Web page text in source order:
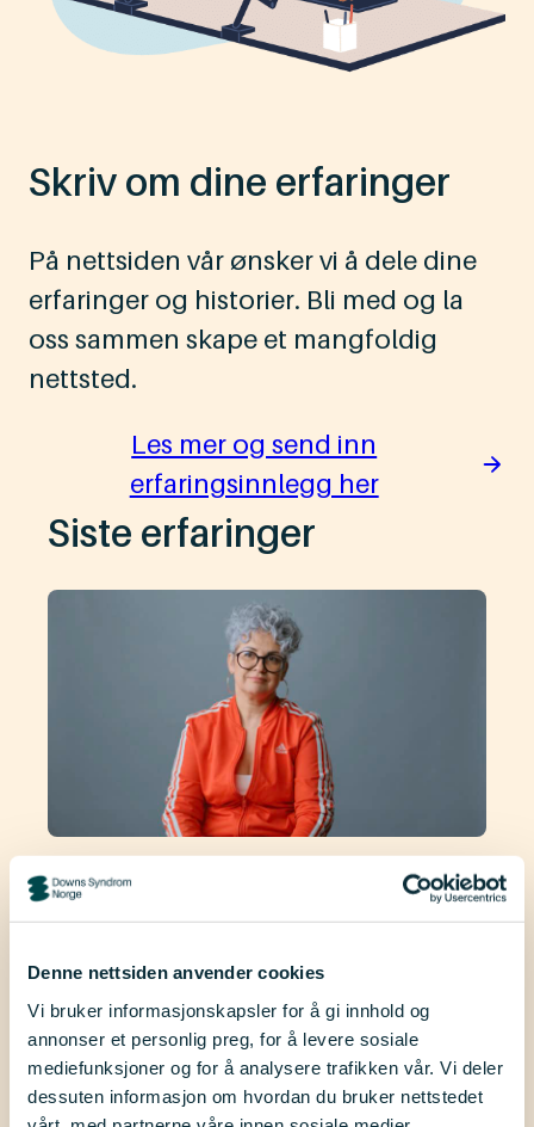
Denne nettsiden anvender cookies
Vi bruker informasjonskapsler for å gi innhold og
annonser et personlig preg, for å levere sosiale
mediefunksjoner og for å analysere trafikken vår. Vi deler
dessuten informasjon om hvordan du bruker nettstedet
Skriv om dine erfaringer
På nettsiden vår ønsker vi å dele dine
erfaringer og historier. Bli med og la
oss sammen skape et mangfoldig
nettsted.
Les mer og send inn
erfaringsinnlegg her
Siste erfaringer
Erfaring
Mamma søker erfaringer om
Agrita Ozola er mamma til en ung
dame med Downs syndrom. Hun
har kjent på hvor vanskelig det kan